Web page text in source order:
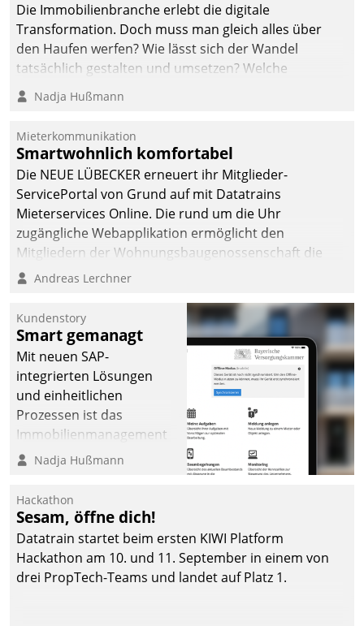
Die Immobilienbranche erlebt die digitale
Transformation. Doch muss man gleich alles über
den Haufen werfen? Wie lässt sich der Wandel
tatsächlich gestalten und umsetzen? Welche
Argumente zählen wirklich?
Nadja Hußmann
Mieterkommunikation
Smartwohnlich komfortabel
Die NEUE LÜBECKER erneuert ihr Mitglieder-
ServicePortal von Grund auf mit Datatrains
Mieterservices Online. Die rund um die Uhr
zugängliche Webapplikation ermöglicht den
Mitgliedern der Wohnungs­bau­genossenschaft die
Kontaktaufnahme per Smartphone, Tablet oder PC.
Andreas Lerchner
Kundenstory
Smart gemanagt
Mit neuen SAP-
integrierten Lösungen
und einheitlichen
Prozessen ist das
Immobilienmanagement
der Bayerischen
Ressort Kapitalanlage für
künftige Aufgaben und
Herausforderungen
gerüstet.
Nadja Hußmann
Hackathon
Sesam, öffne dich!
Datatrain startet beim ersten KIWI Platform
Hackathon am 10. und 11. September in einem von
drei PropTech-Teams und landet auf Platz 1.